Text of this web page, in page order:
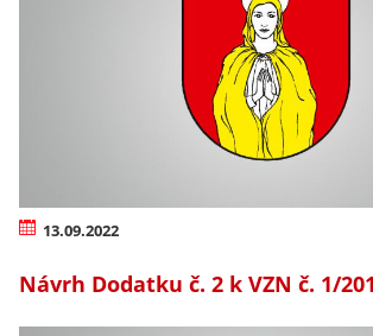
13.09.2022
Návrh Dodatku č. 2 k VZN č. 1/